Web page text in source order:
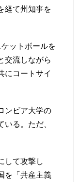
経て州知事を
ットボールを
交流しながら
にコートサイ
ンビア大学の
る。ただ、
して攻撃し
を「共産主義